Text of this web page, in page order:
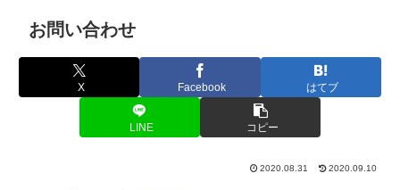
お問い合わせ
X Facebook はてブ
LINE コピー
2020.08.31 2020.09.10